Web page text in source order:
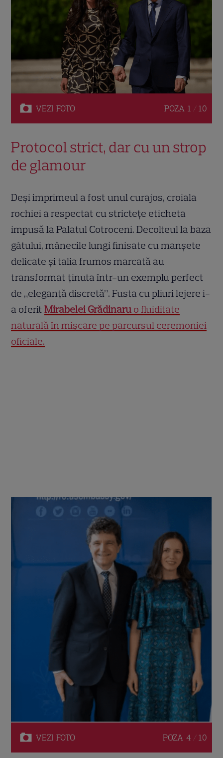
VEZI FOTO POZA 1 / 10
Protocol strict, dar cu un strop
de glamour
Deși imprimeul a fost unul curajos, croiala
rochiei a respectat cu strictețe eticheta
impusă la Palatul Cotroceni. Decolteul la baza
gâtului, mânecile lungi finisate cu manșete
delicate și talia frumos marcată au
transformat ținuta într-un exemplu perfect
de „eleganță discretă”. Fusta cu pliuri lejere i-
a oferitMirabelei Grădinaru o fluiditate
naturală în mișcare pe parcursul ceremoniei
oficiale.
VEZI FOTO POZA 4 / 10